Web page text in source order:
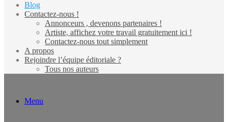
Blog
Contactez-nous !
Annonceurs , devenons partenaires !
Artiste, affichez votre travail gratuitement ici !
Contactez-nous tout simplement
A propos
Rejoindre l’équipe éditoriale ?
Tous nos auteurs
Menu